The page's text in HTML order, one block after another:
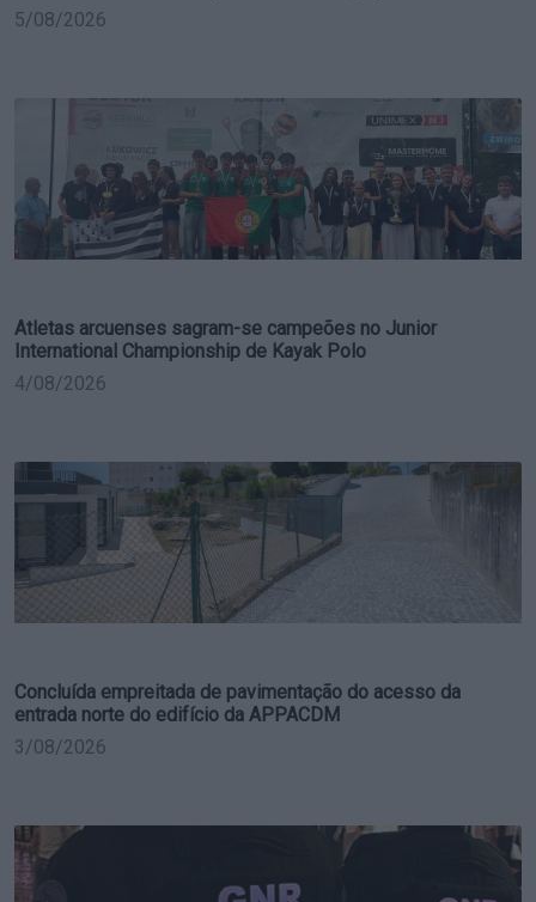
5/08/2026
Atletas arcuenses sagram-se campeões no Junior
International Championship de Kayak Polo
4/08/2026
Concluída empreitada de pavimentação do acesso da
entrada norte do edifício da APPACDM
3/08/2026